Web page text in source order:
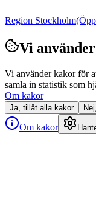
Region Stockholm
Vi
Vi använder kakor för
samla in statistik som
Om kakor
Ja, tillåt alla kakor
Om kakor